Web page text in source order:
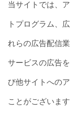
当サイトでは、
トプログラム、
れらの広告配信
サービスの広告
び他サイトへの
ことがございます